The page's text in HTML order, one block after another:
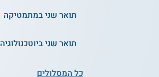
תואר שני במתמטיקה
תואר שני ביוטכנולוגיה
כל המסלולים